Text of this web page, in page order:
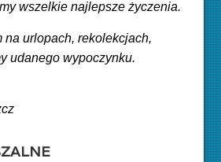
wszelkie najlepsze życzenia.
na urlopach, rekolekcjach,
udanego wypoczynku.